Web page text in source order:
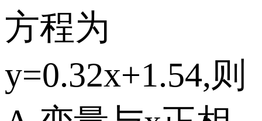
方程为
y=0.32x+1.54,则